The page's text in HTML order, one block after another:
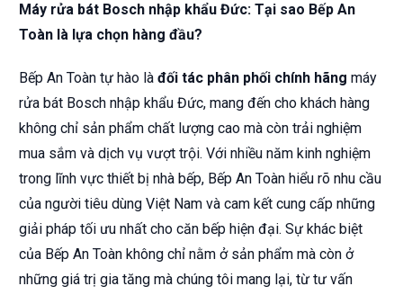
Máy rửa bát Bosch nhập khẩu Đức: Tại sao Bếp An
Toàn là lựa chọn hàng đầu?
Bếp An Toàn tự hào là đối tác phân phối chính hãng máy
rửa bát Bosch nhập khẩu Đức, mang đến cho khách hàng
không chỉ sản phẩm chất lượng cao mà còn trải nghiệm
mua sắm và dịch vụ vượt trội. Với nhiều năm kinh nghiệm
trong lĩnh vực thiết bị nhà bếp, Bếp An Toàn hiểu rõ nhu cầu
của người tiêu dùng Việt Nam và cam kết cung cấp những
giải pháp tối ưu nhất cho căn bếp hiện đại. Sự khác biệt
của Bếp An Toàn không chỉ nằm ở sản phẩm mà còn ở
những giá trị gia tăng mà chúng tôi mang lại, từ tư vấn